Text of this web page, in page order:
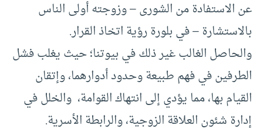
عن الاستفادة من الشورى – وزوجته أولى الناس
بالاستشارة – في بلورة رؤية اتخاذ القرار.
والحاصل الغالب غير ذلك في بيوتنا؛ حيث يغلب فشل
الطرفين في فهم طبيعة وحدود أدوارهما، وإتقان
القيام بها، مما يؤدي إلى انتهاك القوامة، والخلل في
إدارة شئون العلاقة الزوجية، والرابطة الأسرية.